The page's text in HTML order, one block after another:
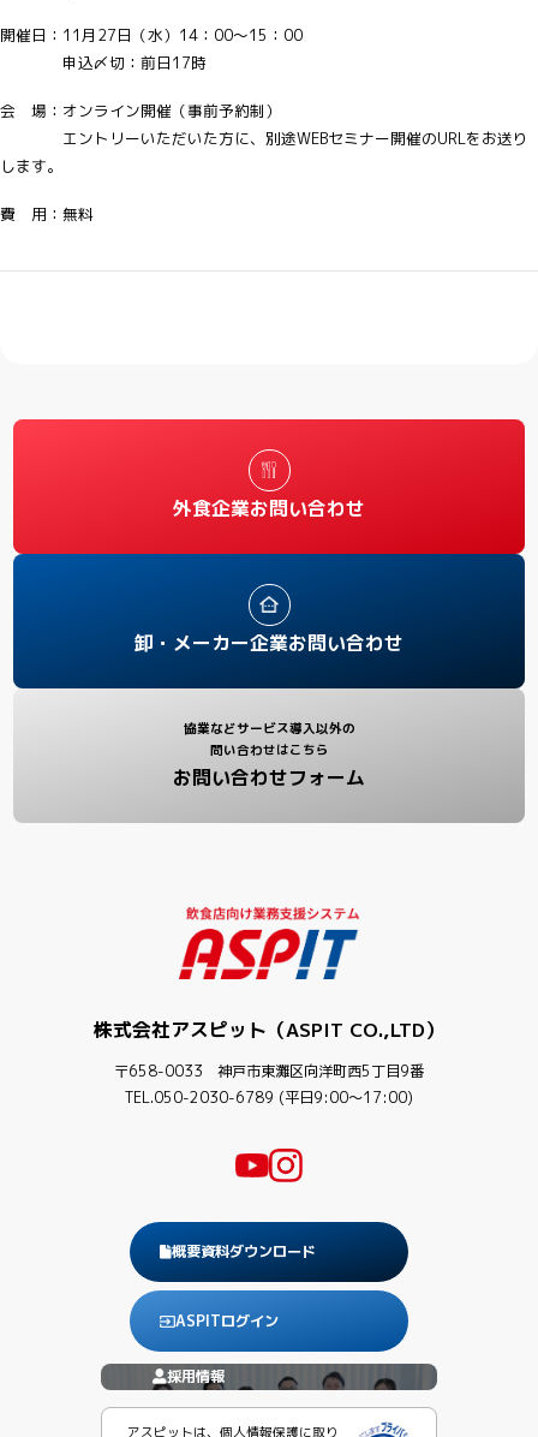
開催日：11月27日（水）14：00～15：00
申込〆切：前日17時
会 場：オンライン開催（事前予約制）
エントリーいただいた方に、別途WEBセミナー開催のURLをお送り
します。
費 用：無料
外食企業お問い合わせ
卸・メーカー企業お問い合わせ
協業などサービス導入以外の
問い合わせはこちら
お問い合わせフォーム
株式会社アスピット（ASPIT CO.,LTD）
〒658-0033 神戸市東灘区向洋町西5丁目9番
TEL.050-2030-6789 (平日9:00〜17:00)
概要資料ダウンロード
ASPITログイン
採用情報
アスピットは、個人情報保護に取り